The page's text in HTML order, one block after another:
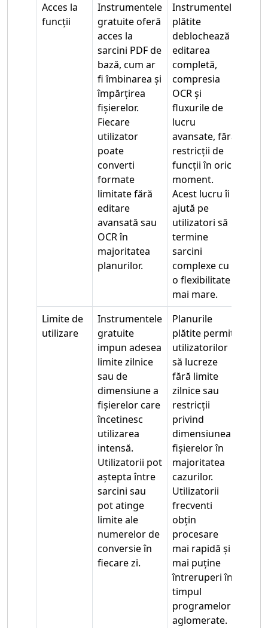
Acces la
funcții
Instrumentele
gratuite oferă
acces la
sarcini PDF de
bază, cum ar
fi îmbinarea și
împărțirea
fișierelor.
Fiecare
utilizator
poate
converti
formate
limitate fără
editare
avansată sau
OCR în
majoritatea
planurilor.
Instrumentele
plătite
deblochează
editarea
completă,
compresia
OCR și
fluxurile de
lucru
avansate, fără
restricții de
funcții în orice
moment.
Acest lucru îi
ajută pe
utilizatori să
termine
sarcini
complexe cu
o flexibilitate
mai mare.
Limite de
utilizare
Instrumentele
gratuite
impun adesea
limite zilnice
sau de
dimensiune a
fișierelor care
încetinesc
utilizarea
intensă.
Utilizatorii pot
aștepta între
sarcini sau
pot atinge
limite ale
numerelor de
conversie în
fiecare zi.
Planurile
plătite permit
utilizatorilor
să lucreze
fără limite
zilnice sau
restricții
privind
dimensiunea
fișierelor în
majoritatea
cazurilor.
Utilizatorii
frecventi
obțin
procesare
mai rapidă și
mai puține
întreruperi în
timpul
programelor
aglomerate.